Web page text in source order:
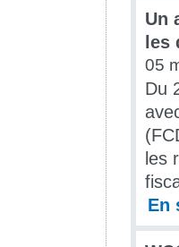
Un
les
05
Du
les
En